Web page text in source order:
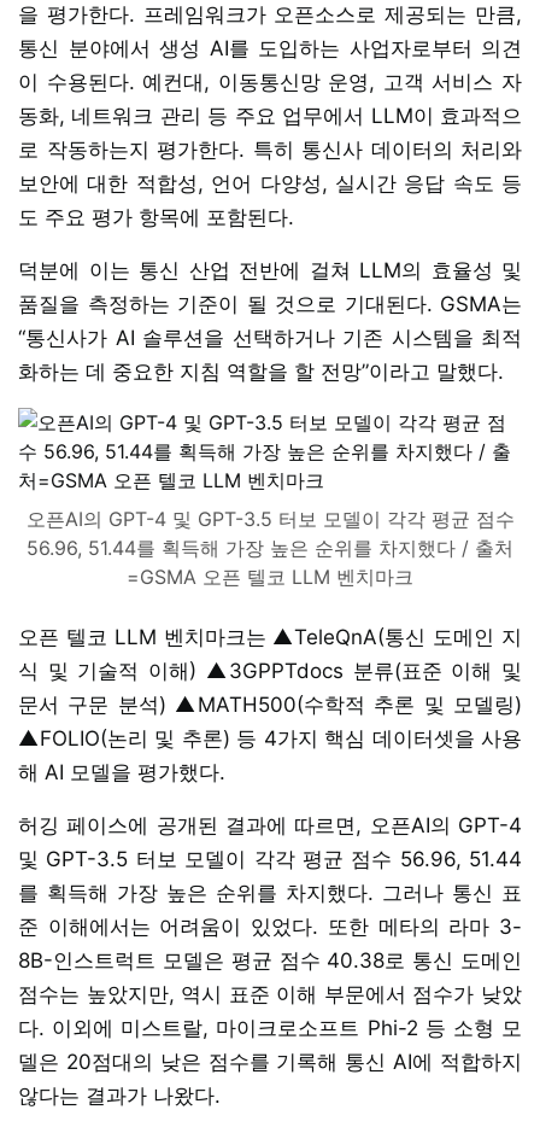
을 평가한다. 프레임워크가 오픈소스로 제공되는 만큼,
통신 분야에서 생성 AI를 도입하는 사업자로부터 의견
이 수용된다. 예컨대, 이동통신망 운영, 고객 서비스 자
동화, 네트워크 관리 등 주요 업무에서 LLM이 효과적으
로 작동하는지 평가한다. 특히 통신사 데이터의 처리와
보안에 대한 적합성, 언어 다양성, 실시간 응답 속도 등
도 주요 평가 항목에 포함된다.
덕분에 이는 통신 산업 전반에 걸쳐 LLM의 효율성 및
품질을 측정하는 기준이 될 것으로 기대된다. GSMA는
“통신사가 AI 솔루션을 선택하거나 기존 시스템을 최적
화하는 데 중요한 지침 역할을 할 전망”이라고 말했다.
오픈AI의 GPT-4 및 GPT-3.5 터보 모델이 각각 평균 점수
56.96, 51.44를 획득해 가장 높은 순위를 차지했다 / 출처
=GSMA 오픈 텔코 LLM 벤치마크
오픈 텔코 LLM 벤치마크는 ▲TeleQnA(통신 도메인 지
식 및 기술적 이해) ▲3GPPTdocs 분류(표준 이해 및
문서 구문 분석) ▲MATH500(수학적 추론 및 모델링)
▲FOLIO(논리 및 추론) 등 4가지 핵심 데이터셋을 사용
해 AI 모델을 평가했다.
허깅 페이스에 공개된 결과에 따르면, 오픈AI의 GPT-4
및 GPT-3.5 터보 모델이 각각 평균 점수 56.96, 51.44
를 획득해 가장 높은 순위를 차지했다. 그러나 통신 표
준 이해에서는 어려움이 있었다. 또한 메타의 라마 3-
8B-인스트럭트 모델은 평균 점수 40.38로 통신 도메인
점수는 높았지만, 역시 표준 이해 부문에서 점수가 낮았
다. 이외에 미스트랄, 마이크로소프트 Phi-2 등 소형 모
델은 20점대의 낮은 점수를 기록해 통신 AI에 적합하지
않다는 결과가 나왔다.